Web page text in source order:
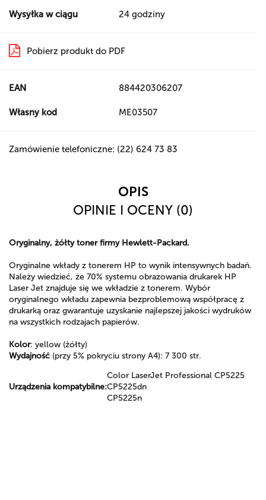
Wysyłka w ciągu 24 godziny
Pobierz produkt do PDF
EAN 884420306207
Własny kod ME03507
Zamówienie telefoniczne: (22) 624 73 83
OPIS
OPINIE I OCENY (0)
Oryginalny, żółty toner firmy Hewlett-Packard.
Oryginalne wkłady z tonerem HP to wynik intensywnych badań.
Należy wiedzieć, że 70% systemu obrazowania drukarek HP
Laser Jet znajduje się we wkładzie z tonerem. Wybór
oryginalnego wkładu zapewnia bezproblemową współpracę z
drukarką oraz gwarantuje uzyskanie najlepszej jakości wydruków
na wszystkich rodzajach papierów.
Kolor: yellow (żółty)
Wydajność (przy 5% pokryciu strony A4): 7 300 str.
Urządzenia kompatybilne:
Color LaserJet Professional CP5225
CP5225dn
CP5225n